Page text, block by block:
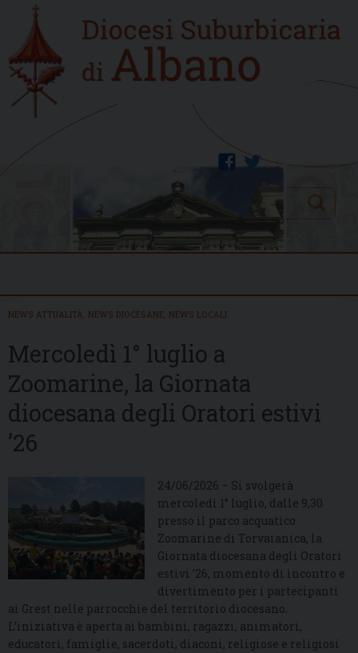
content
Home
new
twitter
facebook
Search
NEWS ATTUALITÀ NEWS DIOCESANE NEWS LOCALI
Mercoledì 1° luglio a
Zoomarine, la Giornata
diocesana degli Oratori estivi
’26
24/06/2026 – Si svolgerà
mercoledì 1° luglio, dalle 9,30
presso il parco acquatico
Zoomarine di Torvaianica, la
Giornata diocesana degli Oratori
estivi ’26, momento di incontro e
divertimento per i partecipanti
ai Grest nelle parrocchie del territorio diocesano.
L’iniziativa è aperta ai bambini, ragazzi, animatori,
educatori, famiglie, sacerdoti, diaconi, religiose e religiosi